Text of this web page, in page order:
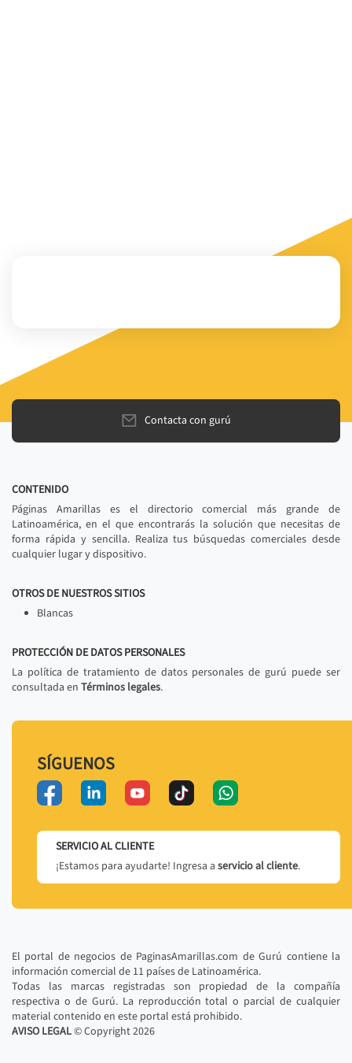
Contacta con gurú
CONTENIDO
Páginas Amarillas es el directorio comercial más grande de
Latinoamérica, en el que encontrarás la solución que necesitas de
forma rápida y sencilla. Realiza tus búsquedas comerciales desde
cualquier lugar y dispositivo.
OTROS DE NUESTROS SITIOS
Blancas
PROTECCIÓN DE DATOS PERSONALES
La política de tratamiento de datos personales de gurú puede ser
consultada en Términos legales.
SÍGUENOS
SERVICIO AL CLIENTE
¡Estamos para ayudarte! Ingresa a servicio al cliente.
El portal de negocios de PaginasAmarillas.com de Gurú contiene la
información comercial de 11 países de Latinoamérica.
Todas las marcas registradas son propiedad de la compañía
respectiva o de Gurú. La reproducción total o parcial de cualquier
material contenido en este portal está prohibido.
AVISO LEGAL© Copyright2026